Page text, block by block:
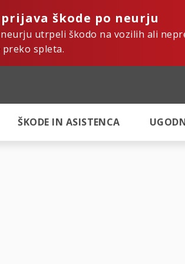
škode po neurju
neurju utrpeli škodo na vozilih ali
spleta.
ŠKODE IN ASISTENCA